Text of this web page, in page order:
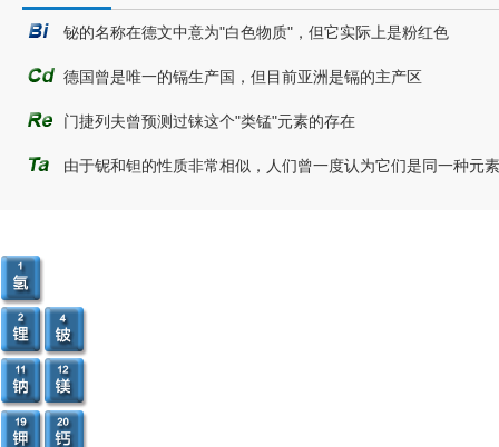
铋的名称在德文中意为"白色物质"，但它实际上是粉红色
德国曾是唯一的镉生产国，但目前亚洲是镉的主产区
门捷列夫曾预测过铼这个"类锰"元素的存在
由于铌和钽的性质非常相似，人们曾一度认为它们是同一种元素